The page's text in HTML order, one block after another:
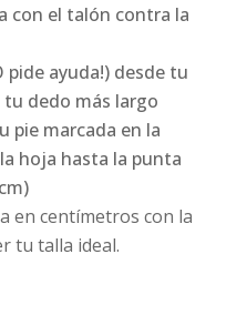
con el talón contra la
pide ayuda!) desde tu
dedo más largo
pie marcada en la
hoja hasta la punta
en centímetros con la
tu talla ideal.